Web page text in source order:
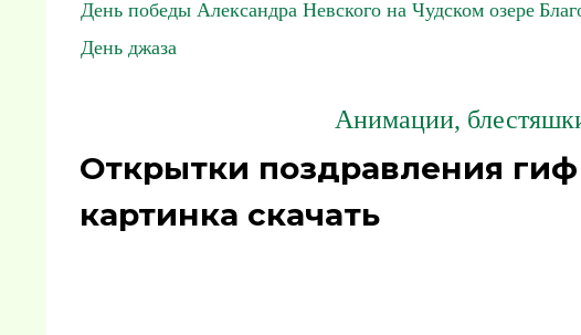
День победы Александра Невского на Чудском озере
День джаза
Анимации,
Открытки поздравления
картинка скачать